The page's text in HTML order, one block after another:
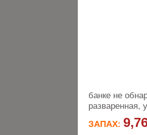
банке не
разваренная,
ЗАПАХ: